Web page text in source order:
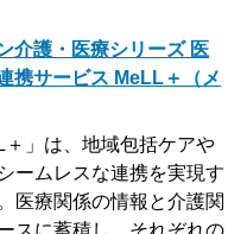
介護・医療シリーズ 医
携サービス MeLL＋（メ
」は、地域包括ケアや
ームレスな連携を実現す
医療関係の情報と介護関